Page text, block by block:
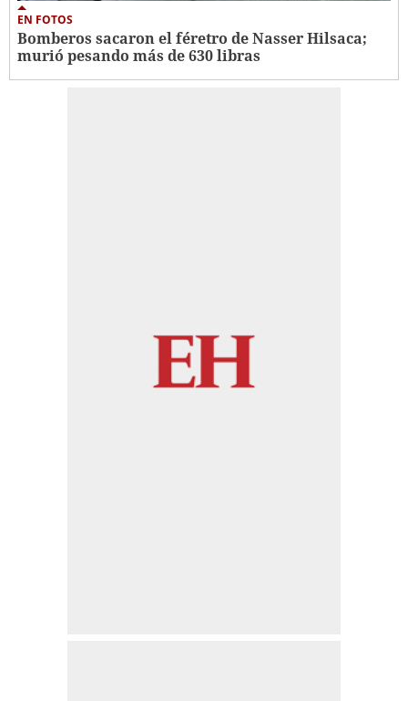
EN FOTOS
Bomberos sacaron el féretro de Nasser Hilsaca;
murió pesando más de 630 libras